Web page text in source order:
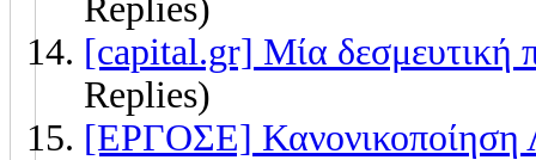
Replies)
[capital.gr] Μία
Replies)
[ΕΡΓΟΣΕ] Κανονικοποίηση